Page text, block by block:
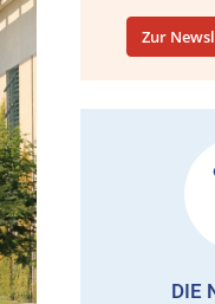
Zur
DIE